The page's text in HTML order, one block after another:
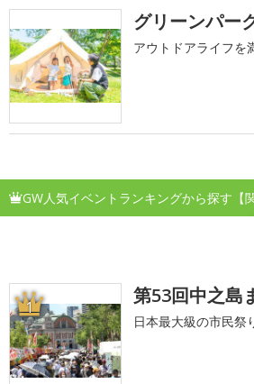
グリーンパー
アウトドアライフを
GW人気イベントランキングから探す【
1 第53回中之島
日本最大級の市民祭